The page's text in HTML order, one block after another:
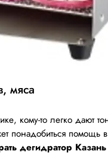
мяса
кому-то легко дают
понадобиться помощь
дегидратор